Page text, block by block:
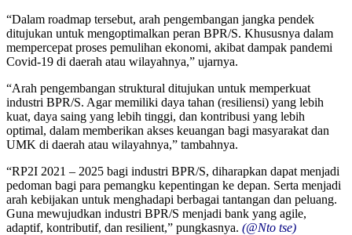
“Dalam roadmap tersebut, arah pengembangan jangka pendek
ditujukan untuk mengoptimalkan peran BPR/S. Khususnya dalam
mempercepat proses pemulihan ekonomi, akibat dampak pandemi
Covid-19 di daerah atau wilayahnya,” ujarnya.
“Arah pengembangan struktural ditujukan untuk memperkuat
industri BPR/S. Agar memiliki daya tahan (resiliensi) yang lebih
kuat, daya saing yang lebih tinggi, dan kontribusi yang lebih
optimal, dalam memberikan akses keuangan bagi masyarakat dan
UMK di daerah atau wilayahnya,” tambahnya.
“RP2I 2021 – 2025 bagi industri BPR/S, diharapkan dapat menjadi
pedoman bagi para pemangku kepentingan ke depan. Serta menjadi
arah kebijakan untuk menghadapi berbagai tantangan dan peluang.
Guna mewujudkan industri BPR/S menjadi bank yang agile,
adaptif, kontributif, dan resilient,” pungkasnya. (@Nto tse)